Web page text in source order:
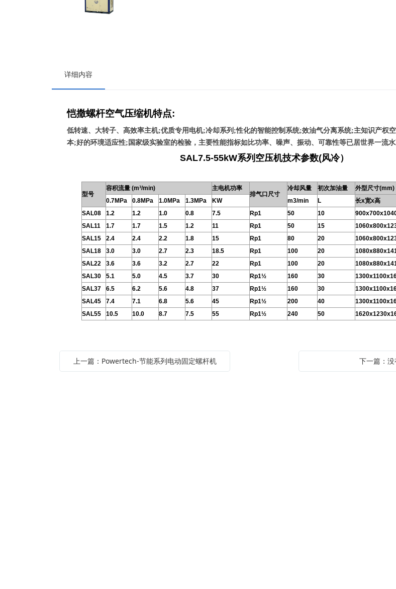
详细内容
恺撒螺杆空气压缩机特点:
低转速、大转子、高效率主机;优质专用电机;冷却系列;性化的智能控制系统;效油气分离系统;主知识产权
本;好的环境适应性; 国家级实验室的检验，主要性能指标如比功率、噪声、振动、可靠性等已居世界一流
SAL7.5-55kW系列空压机技术参数(风冷）
型号
容积流量 (m³/min)
主电机功率
排气口尺寸
冷却风量 初次加油量 外型尺寸(mm)
0.7MPa
0.8MPa 1.0MPa 1.3MPa KW m3/min L 长x宽x高
SAL08
1.2 1.2 1.0 0.8 7.5 Rp1 50 10
SAL11
1.7 1.7 1.5 1.2 11 Rp1 50 15
SAL15
2.4 2.4 2.2 1.8 15 Rp1 80 20
SAL18
3.0 3.0 2.7 2.3 18.5 Rp1 100 20
SAL22
3.6 3.6 3.2 2.7 22 Rp1 100 20
SAL30
5.1 5.0 4.5 3.7 30 Rp1½ 160 30
SAL37
6.5 6.2 5.6 4.8 37 Rp1½ 160 30
SAL45
7.4 7.1 6.8 5.6 45 Rp1½ 200 40
SAL55
10.5 10.0 8.7 7.5 55 Rp1½ 240 50
上一篇：Powertech-节能系列电动固定螺杆机 下一篇：没